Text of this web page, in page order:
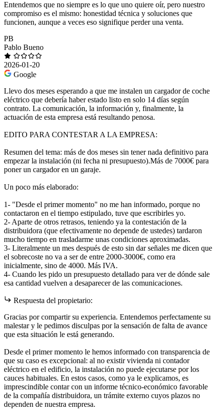
Entendemos que no siempre es lo que uno quiere oír, pero nuestro
compromiso es el mismo: honestidad técnica y soluciones que
funcionen, aunque a veces eso signifique perder una venta.
PB
Pablo Bueno
2026-01-20
Google
Llevo dos meses esperando a que me instalen un cargador de coche
eléctrico que debería haber estado listo en solo 14 días según
contrato. La comunicación, la información y, finalmente, la
actuación de esta empresa está resultando penosa.
EDITO PARA CONTESTAR A LA EMPRESA:
Resumen del tema: más de dos meses sin tener nada definitivo para
empezar la instalación (ni fecha ni presupuesto).Más de 7000€ para
poner un cargador en un garaje.
Un poco más elaborado:
1- "Desde el primer momento" no me han informado, porque no
contactaron en el tiempo estipulado, tuve que escribirles yo.
2- Aparte de otros retrasos, teniendo ya la contestación de la
distribuidora (que efectivamente no depende de ustedes) tardaron
mucho tiempo en trasladarme unas condiciones aproximadas.
3- Literalmente un mes después de esto sin dar señales me dicen que
el sobrecoste no va a ser de entre 2000-3000€, como era
inicialmente, sino de 4000. Más IVA.
4- Cuando les pido un presupuesto detallado para ver de dónde sale
esa cantidad vuelven a desaparecer de las comunicaciones.
Respuesta del propietario:
Gracias por compartir su experiencia. Entendemos perfectamente su
malestar y le pedimos disculpas por la sensación de falta de avance
que esta situación le está generando.
Desde el primer momento le hemos informado con transparencia de
que su caso es excepcional: al no existir vivienda ni contador
eléctrico en el edificio, la instalación no puede ejecutarse por los
cauces habituales. En estos casos, como ya le explicamos, es
imprescindible contar con un informe técnico-económico favorable
de la compañía distribuidora, un trámite externo cuyos plazos no
dependen de nuestra empresa.